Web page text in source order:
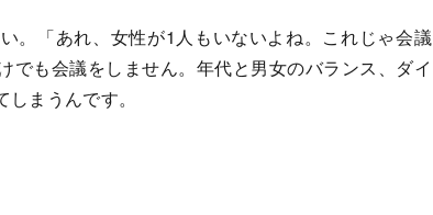
。「あれ、女性が1人もいないよね。これじゃ会議
でも会議をしません。年代と男女のバランス、ダイ
まうんです。